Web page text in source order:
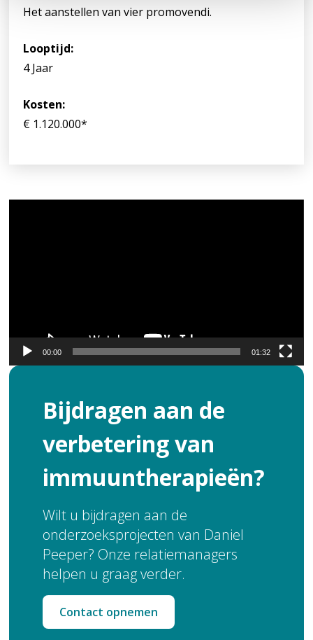
Het aanstellen van vier promovendi.
Looptijd:
4 Jaar
Kosten:
€ 1.120.000*
00:00 01:32
Bijdragen aan de
verbetering van
immuuntherapieën?
Wilt u bijdragen aan de
onderzoeksprojecten van Daniel
Peeper? Onze relatiemanagers
helpen u graag verder.
Contact opnemen